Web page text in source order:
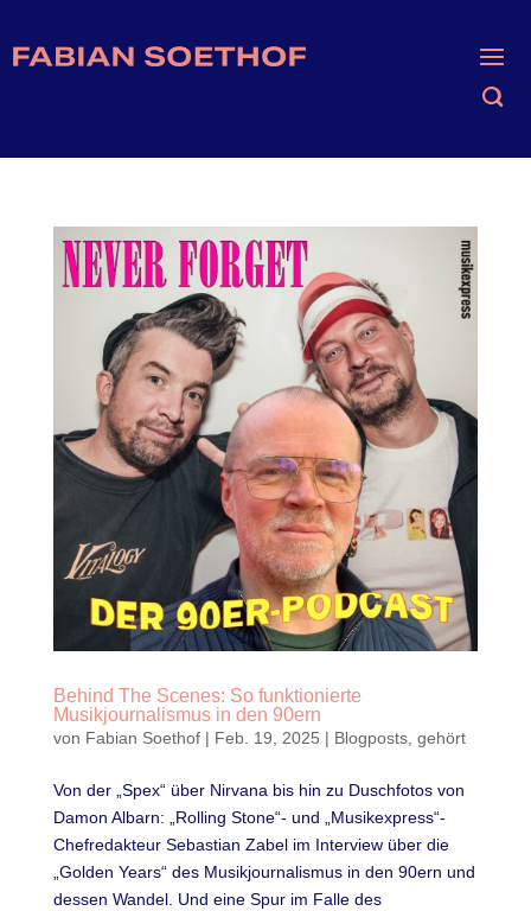
Behind The Scenes: So funktionierte
Musikjournalismus in den 90ern
von Fabian Soethof| Feb. 19, 2025 | Blogposts, gehört
Von der „Spex“ über Nirvana bis hin zu Duschfotos von
Damon Albarn: „Rolling Stone“- und „Musikexpress“-
Chefredakteur Sebastian Zabel im Interview über die
„Golden Years“ des Musikjournalismus in den 90ern und
dessen Wandel. Und eine Spur im Falle des